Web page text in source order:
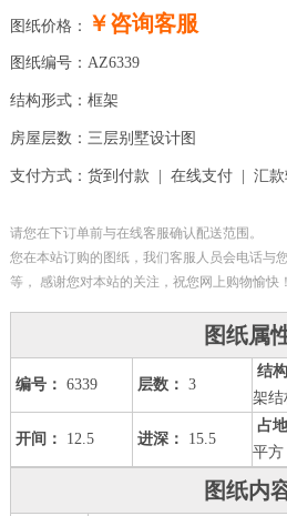
图纸价格： ￥咨询客服
图纸编号：AZ6339
结构形式：框架
房屋层数：三层别墅设计图
支付方式：货到付款 | 在线支付 | 汇款
请您在下订单前与在线客服确认配送范围。
您在本站订购的图纸，我们客服人员会电话与
等， 感谢您对本站的关注，祝您网上购物愉快！
图纸属
编号： 6339 层数： 3
结
架结
开间： 12.5 进深： 15.5
占
平方
图纸内